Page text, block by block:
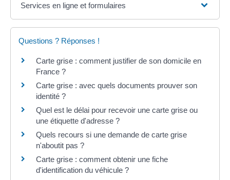
Services en ligne et formulaires
Questions ? Réponses !
Carte grise : comment justifier de son domicile en
France ?
Carte grise : avec quels documents prouver son
identité ?
Quel est le délai pour recevoir une carte grise ou
une étiquette d'adresse ?
Quels recours si une demande de carte grise
n'aboutit pas ?
Carte grise : comment obtenir une fiche
d'identification du véhicule ?